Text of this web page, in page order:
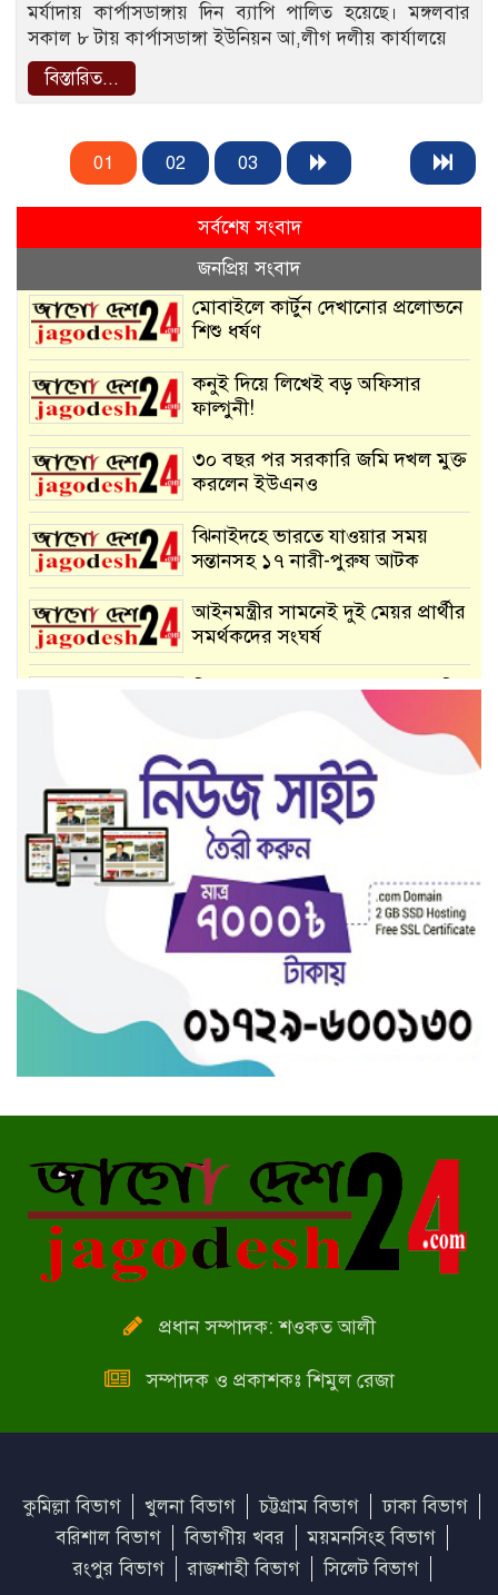
মর্যাদায় কার্পাসডাঙ্গায় দিন ব্যাপি পালিত হয়েছে। মঙ্গলবার
সকাল ৮ টায় কার্পাসডাঙ্গা ইউনিয়ন আ,লীগ দলীয় কার্যালয়ে
বিস্তারিত...
01 02 03
সর্বশেষ সংবাদ
জনপ্রিয় সংবাদ
মোবাইলে কার্টুন দেখানোর প্রলোভনে
শিশু ধর্ষণ
কনুই দিয়ে লিখেই বড় অফিসার
ফাল্গুনী!
৩০ বছর পর সরকারি জমি দখল মুক্ত
করলেন ইউএনও
ঝিনাইদহে ভারতে যাওয়ার সময়
সন্তানসহ ১৭ নারী-পুরুষ আটক
আইনমন্ত্রীর সামনেই দুই মেয়র প্রার্থীর
সমর্থকদের সংঘর্ষ
প্রিজন ভ্যান থেকে পালালেন আসামি!
আগামী ৭ মার্চ আলমডাঙ্গার ফরিদপুর
সরকারী প্রাথমিক বিদ‍্যালয় মাঠ
প্রসঙ্গে ৩৫ তম ৩ দিন ব‍্যাপি
তাফসীরুল কোরআন মাহফিল
দর্শনায় সারাদেশে সাংবাদিক নির্যাতন
হত্যার প্রতিবাদে ও ডিজিটাল
নিরাপত্তা আইন বাতিলের দাবিতে
মানববন্ধন
উন্নয়ণশীল দে‌শে উত্তর‌ণের দুর্দান্ত
অর্জন ৭ মার্চ সারা‌দে‌শে উদযাপন
কর‌বে পু‌লিশ: ড: বেনজীর আহ‌মেদ
বি‌পিএম (বার)
প্রধান সম্পাদক: শওকত আলী
সম্পাদক ও প্রকাশকঃ শিমুল রেজা
কুমিল্লা বিভাগ খুলনা বিভাগ চট্টগ্রাম বিভাগ
ঢাকা বিভাগ
বরিশাল বিভাগ
বিভাগীয় খবর
ময়মনসিংহ বিভাগ
রংপুর বিভাগ
রাজশাহী বিভাগ সিলেট বিভাগ